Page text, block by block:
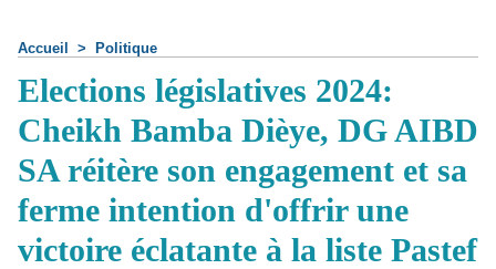
Accueil > Politique
Elections législatives 2024:
Cheikh Bamba Dièye, DG AIBD
SA réitère son engagement et sa
ferme intention d'offrir une
victoire éclatante à la liste Pastef